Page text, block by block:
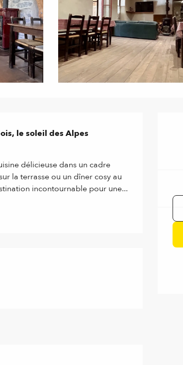
le soleil des Alpes
délicieuse dans un cadre
la terrasse ou un dîner cosy au
incontournable pour une...